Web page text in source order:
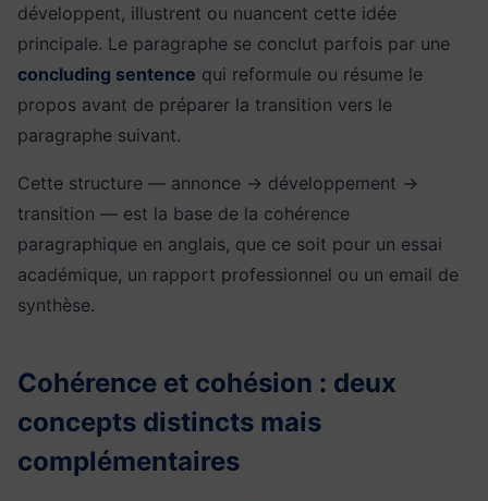
développent, illustrent ou nuancent cette idée
principale. Le paragraphe se conclut parfois par une
concluding sentence qui reformule ou résume le
propos avant de préparer la transition vers le
paragraphe suivant.
Cette structure — annonce → développement →
transition — est la base de la cohérence
paragraphique en anglais, que ce soit pour un essai
académique, un rapport professionnel ou un email de
synthèse.
Cohérence et cohésion : deux
concepts distincts mais
complémentaires